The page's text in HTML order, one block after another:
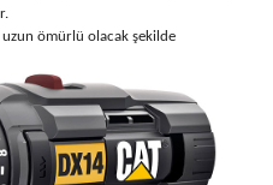
ömürlü olacak şekilde